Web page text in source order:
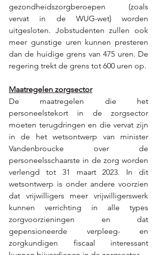
gezondheidszorgberoepen (zoals
vervat in de WUG-wet) worden
uitgesloten. Jobstudenten zullen ook
meer gunstige uren kunnen presteren
dan de huidige grens van 475 uren. De
regering trekt de grens tot 600 uren op.
Maatregelen zorgsector
De maatregelen die het
personeelstekort in de zorgsector
moeten terugdringen en die vervat zijn
in de het wetsontwerp van minister
Vandenbroucke over de
personeelsschaarste in de zorg worden
verlengd tot 31 maart 2023. In dit
wetsontwerp is onder andere voorzien
dat vrijwilligers meer vrijwilligerswerk
kunnen verrichting in alle types
zorgvoorzieningen en dat
gepensioneerde verpleeg- en
zorgkundigen fiscaal interessant